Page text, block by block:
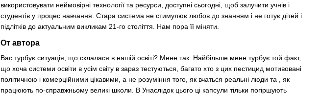
використовувати неймовірні технології та ресурси, доступні сьогодні, щоб залучити учнів і
студентів у процес навчання. Стара система не стимулює любов до знанням і не готує дітей і
підлітків до актуальним викликам 21-го століття. Нам пора її міняти.
От автора
Вас турбує ситуація, що склалася в нашій освіті? Мене так. Найбільше мене турбує той факт,
що хоча системи освіти в усім світу в зараз тестуються, багато хто з цих пестицид мотивовані
політичною і комерційними цікавими, а не розуміння того, як вчаться реальні люди та , як
працюють по-справжньому великі школи. В Унаслідок цього ці капсули тільки погіршують